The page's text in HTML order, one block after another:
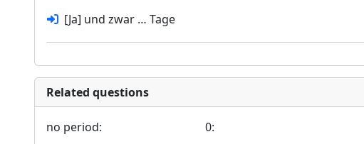
[Ja] und zwar … Tage
Related questions
no period: 0: